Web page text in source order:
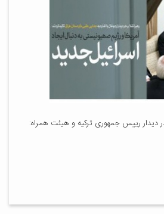
دیدار رییس ‌جمهوری ترکیه و هیئت همراه: